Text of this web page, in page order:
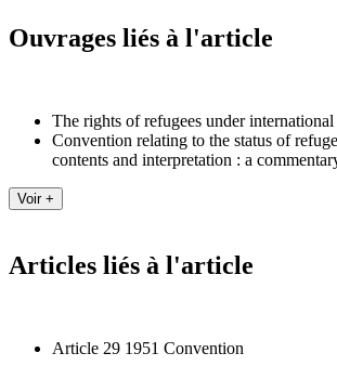
Ouvrages liés à l'article
The rights of refugees under
Convention relating to the status of
contents and interpretation : a
Articles liés à l'article
Article 29 1951 Convention